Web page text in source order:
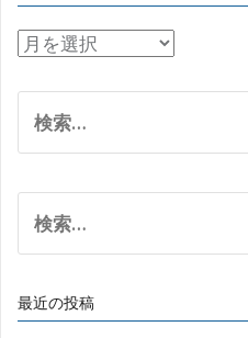
ア
イ
ブ
索:
索:
最近の投稿